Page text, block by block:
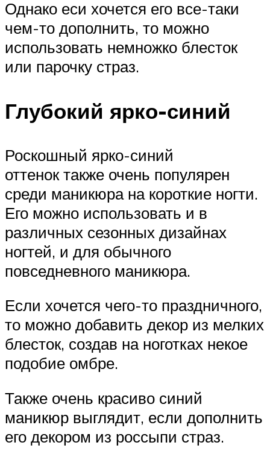
Однако еси хочется его все-таки
чем-то дополнить, то можно
использовать немножко блесток
или парочку страз.
Глубокий ярко-синий
Роскошный ярко-синий
оттенок также очень популярен
среди маникюра на короткие ногти.
Его можно использовать и в
различных сезонных дизайнах
ногтей, и для обычного
повседневного маникюра.
Если хочется чего-то праздничного,
то можно добавить декор из мелких
блесток, создав на ноготках некое
подобие омбре.
Также очень красиво синий
маникюр выглядит, если дополнить
его декором из россыпи страз.